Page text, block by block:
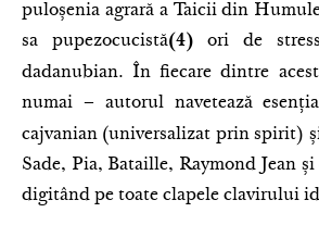
puloșenia agrară a Taicii din
sa pupezocucistă(4) ori de
dadanubian. În fiecare dintre
numai – autorul navetează
cajvanian (universalizat prin spirit)
Sade, Pia, Bataille, Raymond Jean
digitând pe toate clapele clavirului